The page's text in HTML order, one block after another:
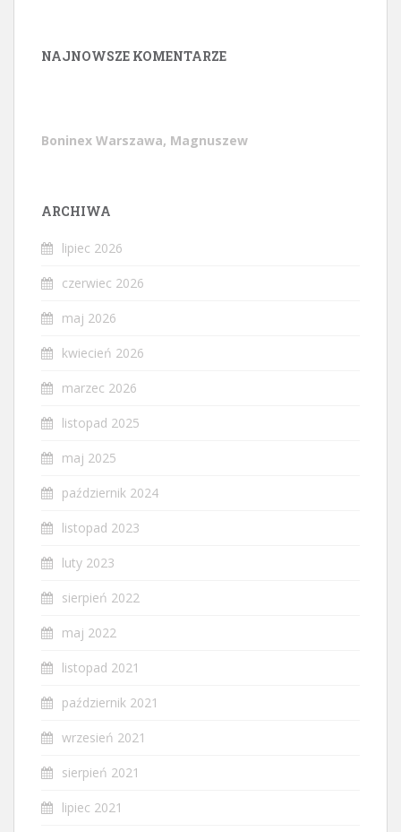
NAJNOWSZE KOMENTARZE
Boninex Warszawa, Magnuszew
ARCHIWA
lipiec 2026
czerwiec 2026
maj 2026
kwiecień 2026
marzec 2026
listopad 2025
maj 2025
październik 2024
listopad 2023
luty 2023
sierpień 2022
maj 2022
listopad 2021
październik 2021
wrzesień 2021
sierpień 2021
lipiec 2021